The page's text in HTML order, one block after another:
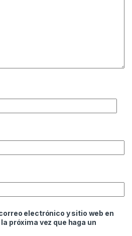
electrónico y sitio web en
próxima vez que haga un